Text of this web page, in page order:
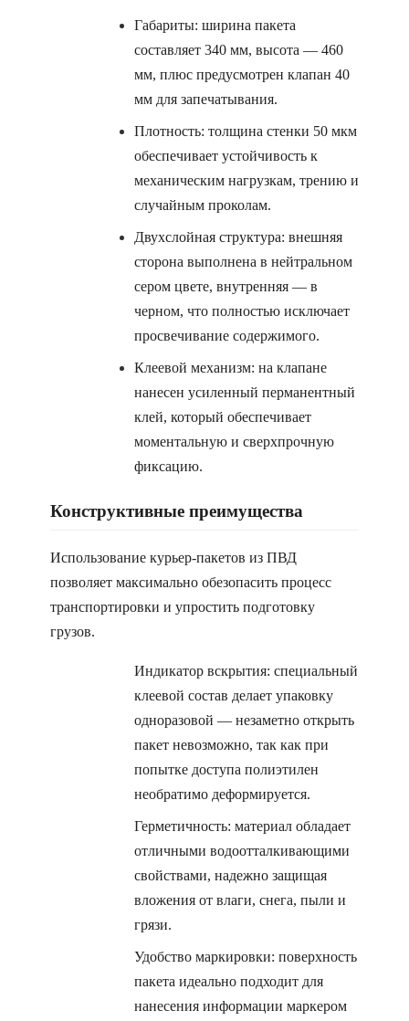
Габариты: ширина пакета
составляет 340 мм, высота — 460
мм, плюс предусмотрен клапан 40
мм для запечатывания.
Плотность: толщина стенки 50 мкм
обеспечивает устойчивость к
механическим нагрузкам, трению и
случайным проколам.
Двухслойная структура: внешняя
сторона выполнена в нейтральном
сером цвете, внутренняя — в
черном, что полностью исключает
просвечивание содержимого.
Клеевой механизм: на клапане
нанесен усиленный перманентный
клей, который обеспечивает
моментальную и сверхпрочную
фиксацию.
Конструктивные преимущества
Использование курьер-пакетов из ПВД
позволяет максимально обезопасить процесс
транспортировки и упростить подготовку
грузов.
Индикатор вскрытия: специальный
клеевой состав делает упаковку
одноразовой — незаметно открыть
пакет невозможно, так как при
попытке доступа полиэтилен
необратимо деформируется.
Герметичность: материал обладает
отличными водоотталкивающими
свойствами, надежно защищая
вложения от влаги, снега, пыли и
грязи.
Удобство маркировки: поверхность
пакета идеально подходит для
нанесения информации маркером